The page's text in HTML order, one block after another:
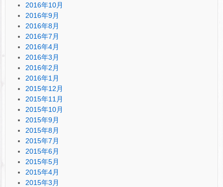
2016年10月
2016年9月
2016年8月
2016年7月
2016年4月
2016年3月
2016年2月
2016年1月
2015年12月
2015年11月
2015年10月
2015年9月
2015年8月
2015年7月
2015年6月
2015年5月
2015年4月
2015年3月